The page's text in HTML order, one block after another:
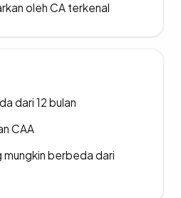
oleh CA terkenal
dari 12 bulan
CAA
mungkin berbeda dari